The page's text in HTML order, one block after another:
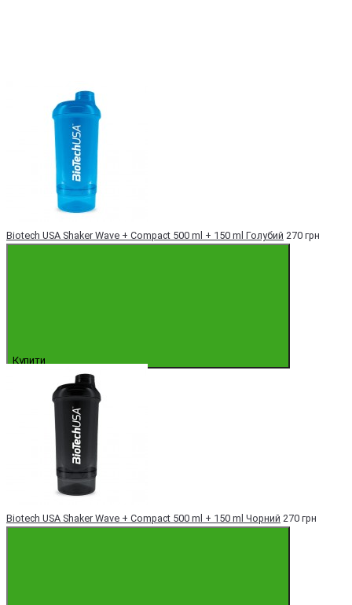
Biotech USA Shaker Wave + Compact 500 ml + 150 ml Голубий 270 грн
Купити
Biotech USA Shaker Wave + Compact 500 ml + 150 ml Чорний 270 грн